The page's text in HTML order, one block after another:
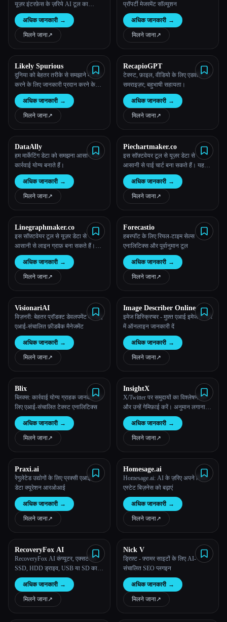
यूज़र इंटरफ़ेस के ज़रिये AI टूल का
उपयोग करने वाले संगठनों को डेटा
इंटीग्रिटी और गवर्नेंस समाधान प्रदान
करता है।
अधिक जानकारी →
मिलने जाना↗︎
प्रॉपर्टी मेजरमेंट सॉल्यूशन
अधिक जानकारी →
मिलने जाना↗︎
Likely Spurious
दुनिया को बेहतर तरीके से समझाने में मदद
करने के लिए जानकारी प्रदान करने के
लिए, 1 मिलियन टाइम सीरीज़ के डेटाबेस
के साथ आर्थिक और न्यूज़ एनग्राम सीरीज़
पर रैपिड कॉज़ल मॉडलिंग।
अधिक जानकारी →
मिलने जाना↗︎
RecapioGPT
टेक्स्ट, फ़ाइल, वीडियो के लिए एडवांस AI
समराइज़र; बहुभाषी सहायता।
अधिक जानकारी →
मिलने जाना↗︎
DataAlly
हम मार्केटिंग डेटा को समझना आसान और
कार्रवाई योग्य बनाते हैं।
अधिक जानकारी →
मिलने जाना↗︎
Piechartmaker.co
इस सॉफ़्टवेयर टूल से यूज़र डेटा से
आसानी से पाई चार्ट बना सकते हैं। यह
कस्टमाइज़ किए जा सकने वाले रंग, लेबल
और चार्ट आकार प्रदान करता है, जिससे
अनुपातों का साफ़ विज़ुअल पता चलता है।
अधिक जानकारी →
मिलने जाना↗︎
Linegraphmaker.co
इस सॉफ़्टवेयर टूल से यूज़र डेटा से
आसानी से लाइन ग्राफ़ बना सकते हैं।
इसमें कस्टमाइज़ किए जा सकने वाले
ऐक्सिस, रंग और लेबल शामिल हैं, जो समय
के साथ ट्रेंड के क्लियर विज़ुअलाइज़ेशन
पेश करते हैं।
अधिक जानकारी →
मिलने जाना↗︎
Forecastio
हबस्पॉट के लिए रियल-टाइम सेल्स
एनालिटिक्स और पूर्वानुमान टूल
अधिक जानकारी →
मिलने जाना↗︎
VisionariAI
विज़नरी: बेहतर प्रॉडक्ट डेवलपमेंट के लिए
एआई-संचालित फ़ीडबैक मैनेजमेंट
अधिक जानकारी →
मिलने जाना↗︎
Image Describer Online
इमेज डिस्क्रिप्बर - मुफ़्त एआई इमेज के बारे
में ऑनलाइन जानकारी दें
अधिक जानकारी →
मिलने जाना↗︎
Blix
ब्लिक्स: कार्रवाई योग्य ग्राहक जानकारी के
लिए एआई-संचालित टेक्स्ट एनालिटिक्स
अधिक जानकारी →
मिलने जाना↗︎
InsightX
X/Twitter पर समुदायों का विश्लेषण करें
और उन्हें गेमिफ़ाई करें। अनुमान लगाना
बंद करें और पता करें कि ऐसा कॉन्टेंट कैसे
बनाया जाता है, जो सहभागिता और तरक्की
को आकर्षित करती हो।
अधिक जानकारी →
मिलने जाना↗︎
Praxi.ai
रेगुलेटेड उद्योगों के लिए प्रक्सी एआई -
डेटा क्यूरेशन आरओआई
अधिक जानकारी →
मिलने जाना↗︎
Homesage.ai
Homesage.ai: AI के ज़रिए अपने रियल
एस्टेट बिज़नेस को बढ़ाएं
अधिक जानकारी →
मिलने जाना↗︎
RecoveryFox AI
RecoveryFox AI कंप्यूटर, एक्सटर्नल
SSD, HDD ड्राइव, USB या SD कार्ड
से महत्वपूर्ण दस्तावेज़ों, बहुमूल्य फ़ोटो और
दूसरी फ़ाइलों को रिकवर करने के लिए एक
एडवांस डेटा रिकवरी सॉफ़्टवेयर है।
अधिक जानकारी →
मिलने जाना↗︎
Nick V
ड्रिफ़्ट - फ़्रामर साइटों के लिए AI-
संचालित SEO प्लगइन
अधिक जानकारी →
मिलने जाना↗︎